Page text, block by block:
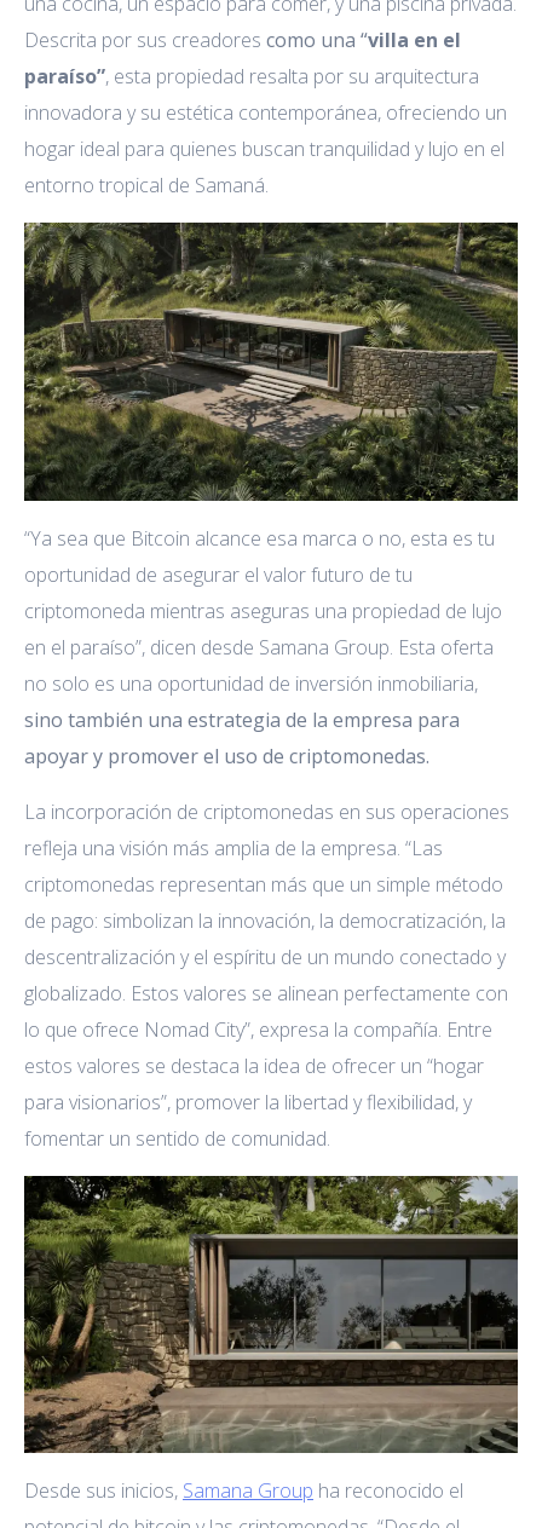
Descrita por sus creadores como una “villa en el
paraíso”, esta propiedad resalta por su arquitectura
innovadora y su estética contemporánea, ofreciendo un
hogar ideal para quienes buscan tranquilidad y lujo en el
entorno tropical de Samaná.
“Ya sea que Bitcoin alcance esa marca o no, esta es tu
oportunidad de asegurar el valor futuro de tu
criptomoneda mientras aseguras una propiedad de lujo
en el paraíso”, dicen desde Samana Group. Esta oferta
no solo es una oportunidad de inversión inmobiliaria,
sino también una estrategia de la empresa para
apoyar y promover el uso de criptomonedas.
La incorporación de criptomonedas en sus operaciones
refleja una visión más amplia de la empresa. “Las
criptomonedas representan más que un simple método
de pago: simbolizan la innovación, la democratización, la
descentralización y el espíritu de un mundo conectado y
globalizado. Estos valores se alinean perfectamente con
lo que ofrece Nomad City”, expresa la compañía. Entre
estos valores se destaca la idea de ofrecer un “hogar
para visionarios”, promover la libertad y flexibilidad, y
fomentar un sentido de comunidad.
Desde sus inicios, Samana Group ha reconocido el